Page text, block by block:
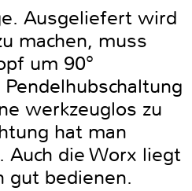
Ausgeliefert wird
machen, muss
um 90°
werkzeuglos zu
hat man
die Worx liegt
gut bedienen.